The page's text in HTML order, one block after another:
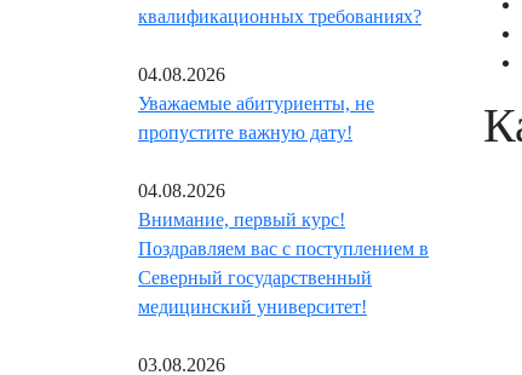
квалификационных требованиях?
04.08.2026
Уважаемые абитуриенты, не
пропустите важную дату!
04.08.2026
Внимание, первый курс!
Поздравляем вас с поступлением в
Северный государственный
медицинский университет!
03.08.2026